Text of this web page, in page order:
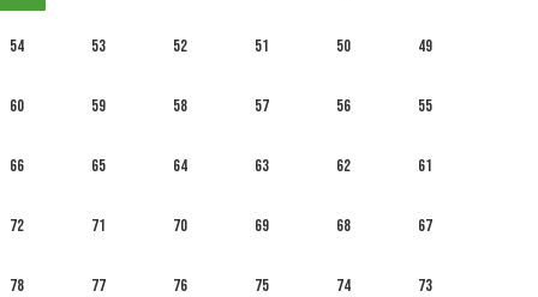
49
50
51
52
53
54
55
56
57
58
59
60
61
62
63
64
65
66
67
68
69
70
71
72
73
74
75
76
77
78